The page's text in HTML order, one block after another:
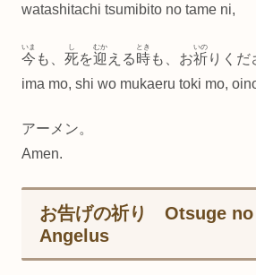
watashitachi tsumibito no tame ni,
今
いま
も、 死
し
を迎
むか
える時
とき
も、お祈
いの
りくだ
ima mo, shi wo mukaeru toki mo,
アーメン。
Amen.
お告げの祈り Otsuge
Angelus